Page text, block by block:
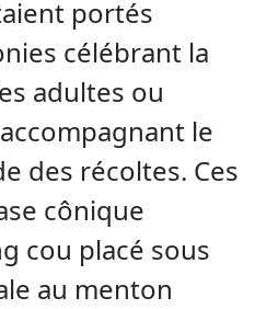
portés
célébrant la
adultes ou
le
des récoltes. Ces
cônique
cou placé sous
au menton